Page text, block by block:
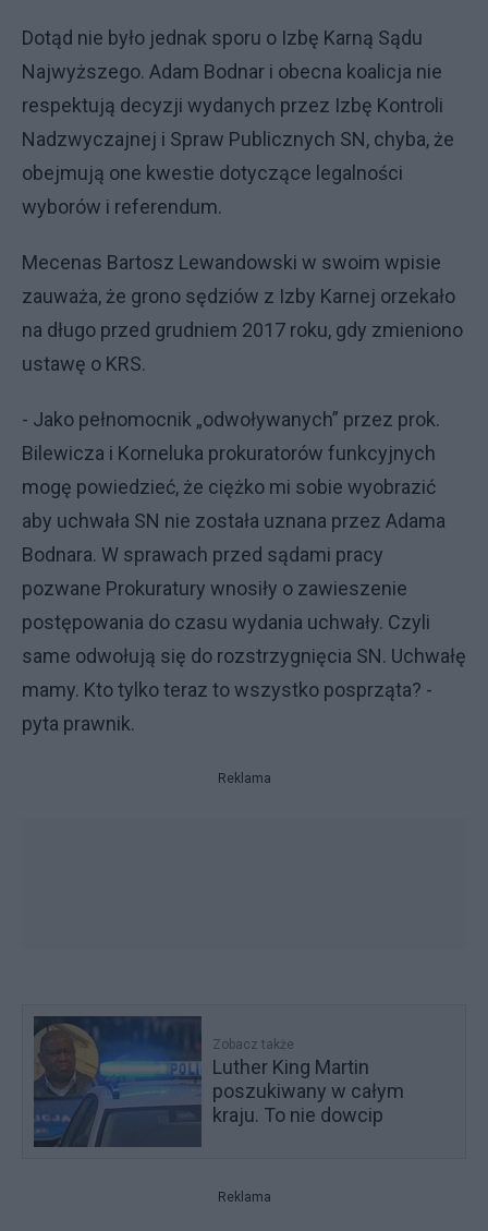
Dotąd nie było jednak sporu o Izbę Karną Sądu
Najwyższego. Adam Bodnar i obecna koalicja nie
respektują decyzji wydanych przez Izbę Kontroli
Nadzwyczajnej i Spraw Publicznych SN, chyba, że
obejmują one kwestie dotyczące legalności
wyborów i referendum.
Mecenas Bartosz Lewandowski w swoim wpisie
zauważa, że grono sędziów z Izby Karnej orzekało
na długo przed grudniem 2017 roku, gdy zmieniono
ustawę o KRS.
- Jako pełnomocnik „odwoływanych” przez prok.
Bilewicza i Korneluka prokuratorów funkcyjnych
mogę powiedzieć, że ciężko mi sobie wyobrazić
aby uchwała SN nie została uznana przez Adama
Bodnara. W sprawach przed sądami pracy
pozwane Prokuratury wnosiły o zawieszenie
postępowania do czasu wydania uchwały. Czyli
same odwołują się do rozstrzygnięcia SN. Uchwałę
mamy. Kto tylko teraz to wszystko posprząta? -
pyta prawnik.
Reklama
Zobacz także
Luther King Martin
poszukiwany w całym
kraju. To nie dowcip
Reklama